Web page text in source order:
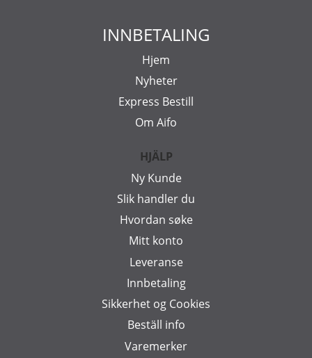
INNBETALING
Hjem
Nyheter
Express Bestill
Om Aifo
HJÄLP
Ny Kunde
Slik handler du
Hvordan søke
Mitt konto
Leveranse
Innbetaling
Sikkerhet og Cookies
Beställ info
Varemerker